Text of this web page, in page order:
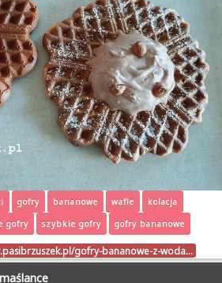
gofry bananowe wafle
kolacja
gofry szybkie gofry gofry bananowe
gofry-bananowe-z-woda…